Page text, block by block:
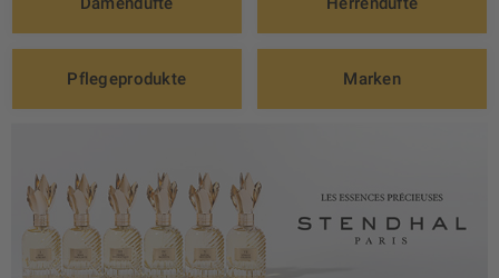
Pflegeprodukte Marken